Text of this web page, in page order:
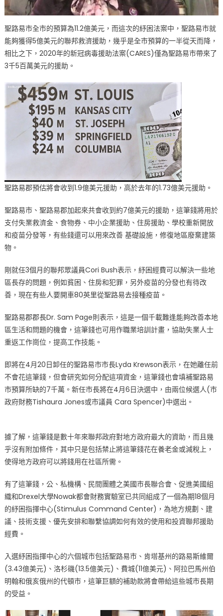
聖路易市全市的預算為11.2億美元，而這次的紓困法案中，聖路易市就
能夠獲得5億美元的聯邦救濟援助，幾乎是全市預算的一半從天而降，
相比之下，2020年的新冠病毒援助法案(CARES)僅為聖路易市帶來了
3千5百萬美元的援助。
聖路易郡預估將會收到1.9億美元援助，高於去年的1.73億美元援助。
聖路易市、聖路易郡加起來共會收到約7億美元的援助，這筆錢將用於
支付失業救濟金、食物券、中小企業援助、住房援助、學校重新開放
和疫苗分發等，有些錢還可以用來改善 基礎設施，修復地區廢棄建築
物。
剛就任3個月的聯邦眾議員Cori Bush表示，紓困經費可以解決一些地
區長存的問題，例如貧困、住房和犯罪，另外疫苗的分發也有待改
善，現在有些人要開車80英里從聖路易去接種疫苗。
聖路易郡郡長Dr. Sam Page則表示，這是一個千載難逢能夠改善本地
區生活和問題的機會，這筆錢也可用作職業培訓計畫，協助失業人士
重返工作崗位，提高工作技能。
即將在4月20日卸任的聖路易市市長Lyda Krewson表示，在她離任前
不會花這筆錢，但會研究如何分配這項資金，這筆錢也會填補聖路易
市預算所缺的7千萬。新任市長將在4月6日決選中，由兩位候選人(市
政府財務Tishaura Jones或市議員 Cara Spencer)中選出。
據了解，這筆錢是數十年來聯邦政府對地方政府最大的資助，而且幾
乎沒有附加條件，其中只是包括禁止將這筆錢花在養老金或減稅上，
使得地方政府可以將錢用在社區所需。
有了這筆錢，公、私機構、民間團體之美國市長聯合會、促進美國組
織和Drexel大學Nowak都會財務實驗室已共同組成了一個為期18個月
的紓困指揮中心(Stimulus Command Center)，為地方規劃、建
議、技術支援、優先安排和聯繫協調如何有效的使用和投資聯邦援助
經費。
入選紓困指揮中心的六個城市包括聖路易市、肯塔基州的路易斯維爾
(3.43億美元)、洛杉磯(13.5億美元)、費城(11億美元)、阿拉巴馬州伯
明翰和俄亥俄州的代頓市，這筆巨額的補助款將會帶給這些城市長期
的受益。